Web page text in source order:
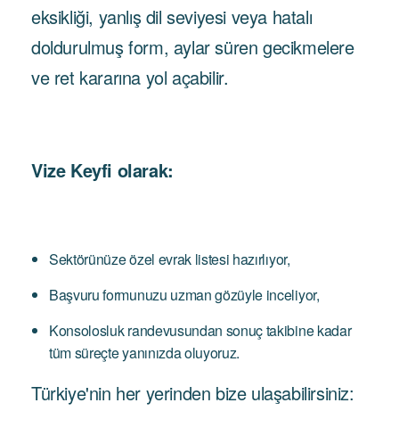
eksikliği, yanlış dil seviyesi veya hatalı
doldurulmuş form, aylar süren gecikmelere
ve ret kararına yol açabilir.
Vize Keyfi olarak:
Sektörünüze özel evrak listesi hazırlıyor,
Başvuru formunuzu uzman gözüyle inceliyor,
Konsolosluk randevusundan sonuç takibine kadar
tüm süreçte yanınızda oluyoruz.
Türkiye'nin her yerinden bize ulaşabilirsiniz: